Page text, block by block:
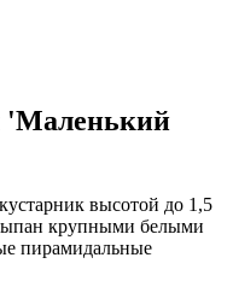
'Маленький
высотой до 1,5
крупными белыми
пирамидальные